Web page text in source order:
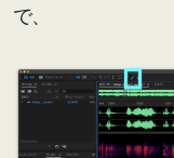
で、